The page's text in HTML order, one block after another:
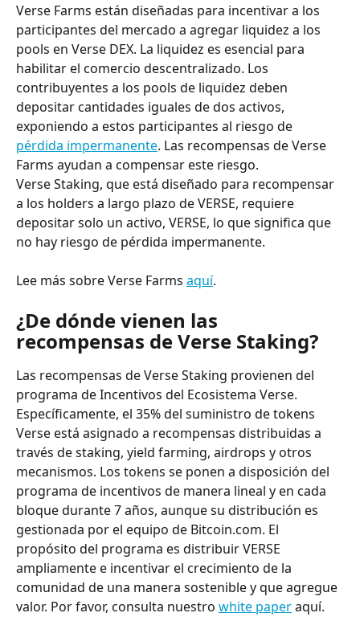
Verse Farms están diseñadas para incentivar a los
participantes del mercado a agregar liquidez a los
pools en Verse DEX. La liquidez es esencial para
habilitar el comercio descentralizado. Los
contribuyentes a los pools de liquidez deben
depositar cantidades iguales de dos activos,
exponiendo a estos participantes al riesgo de
pérdida impermanente. Las recompensas de Verse
Farms ayudan a compensar este riesgo.
Verse Staking, que está diseñado para recompensar
a los holders a largo plazo de VERSE, requiere
depositar solo un activo, VERSE, lo que significa que
no hay riesgo de pérdida impermanente.
Lee más sobre Verse Farms aquí.
¿De dónde vienen las
recompensas de Verse Staking?
Las recompensas de Verse Staking provienen del
programa de Incentivos del Ecosistema Verse.
Específicamente, el 35% del suministro de tokens
Verse está asignado a recompensas distribuidas a
través de staking, yield farming, airdrops y otros
mecanismos. Los tokens se ponen a disposición del
programa de incentivos de manera lineal y en cada
bloque durante 7 años, aunque su distribución es
gestionada por el equipo de Bitcoin.com. El
propósito del programa es distribuir VERSE
ampliamente e incentivar el crecimiento de la
comunidad de una manera sostenible y que agregue
valor. Por favor, consulta nuestro white paper aquí.